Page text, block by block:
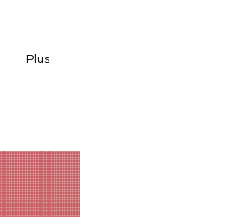
Plus